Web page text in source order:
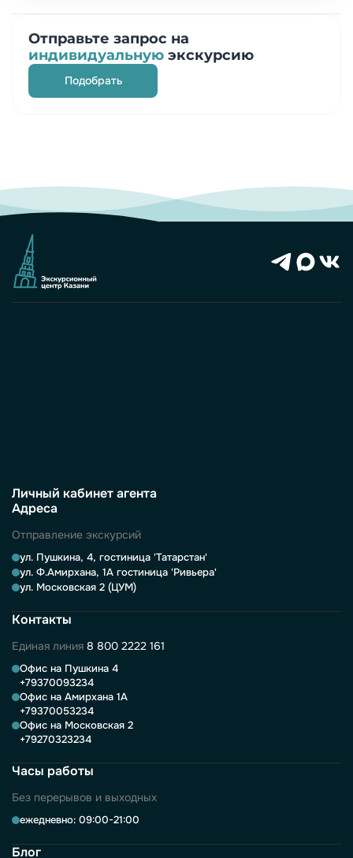
Отправьте запрос на
индивидуальную экскурсию
Подобрать
Личный кабинет агента
Адреса
Отправление экскурсий
ул. Пушкина, 4, гостиница 'Татарстан'
ул. Ф.Амирхана, 1А гостиница 'Ривьера'
ул. Московская 2 (ЦУМ)
Контакты
Единая линия 8 800 2222 161
Офис на Пушкина 4
+79370093234
Офис на Амирхана 1А
+79370053234
Офис на Московская 2
+79270323234
Часы работы
Без перерывов и выходных
ежедневно: 09:00-21:00
Блог